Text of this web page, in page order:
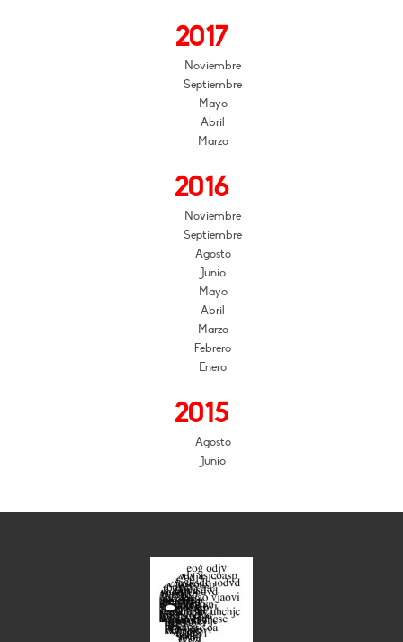
2017
Noviembre
Septiembre
Mayo
Abril
Marzo
2016
Noviembre
Septiembre
Agosto
Junio
Mayo
Abril
Marzo
Febrero
Enero
2015
Agosto
Junio